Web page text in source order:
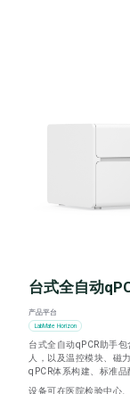
台式全自动
产品平台
LabMate Horizon
台式全自动qPCR助手
人，以及温控模块、磁
qPCR体系构建、标准品
设备可在医院检验中心